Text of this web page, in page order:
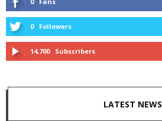
0 Followers
14,700 Subscribers
LATEST NEWS